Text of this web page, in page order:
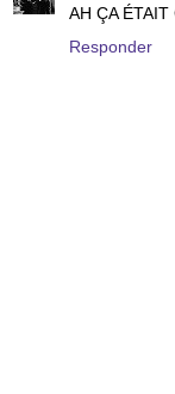
AH ÇA
Responder